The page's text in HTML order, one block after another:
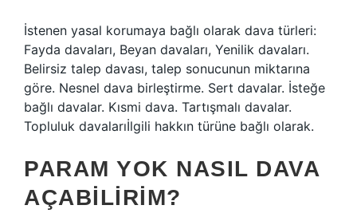
İstenen yasal korumaya bağlı olarak dava türleri:
Fayda davaları, Beyan davaları, Yenilik davaları.
Belirsiz talep davası, talep sonucunun miktarına
göre. Nesnel dava birleştirme. Sert davalar. İsteğe
bağlı davalar. Kısmi dava. Tartışmalı davalar.
Topluluk davalarıİlgili hakkın türüne bağlı olarak.
PARAM YOK NASIL DAVA
AÇABILIRIM?